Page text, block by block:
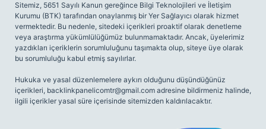
Sitemiz, 5651 Sayılı Kanun gereğince Bilgi Teknolojileri ve İletişim
Kurumu (BTK) tarafından onaylanmış bir Yer Sağlayıcı olarak hizmet
vermektedir. Bu nedenle, sitedeki içerikleri proaktif olarak denetleme
veya araştırma yükümlülüğümüz bulunmamaktadır. Ancak, üyelerimiz
yazdıkları içeriklerin sorumluluğunu taşımakta olup, siteye üye olarak
bu sorumluluğu kabul etmiş sayılırlar.
Hukuka ve yasal düzenlemelere aykırı olduğunu düşündüğünüz
içerikleri, backlinkpanelicomtr@gmail.com adresine bildirmeniz halinde,
ilgili içerikler yasal süre içerisinde sitemizden kaldırılacaktır.